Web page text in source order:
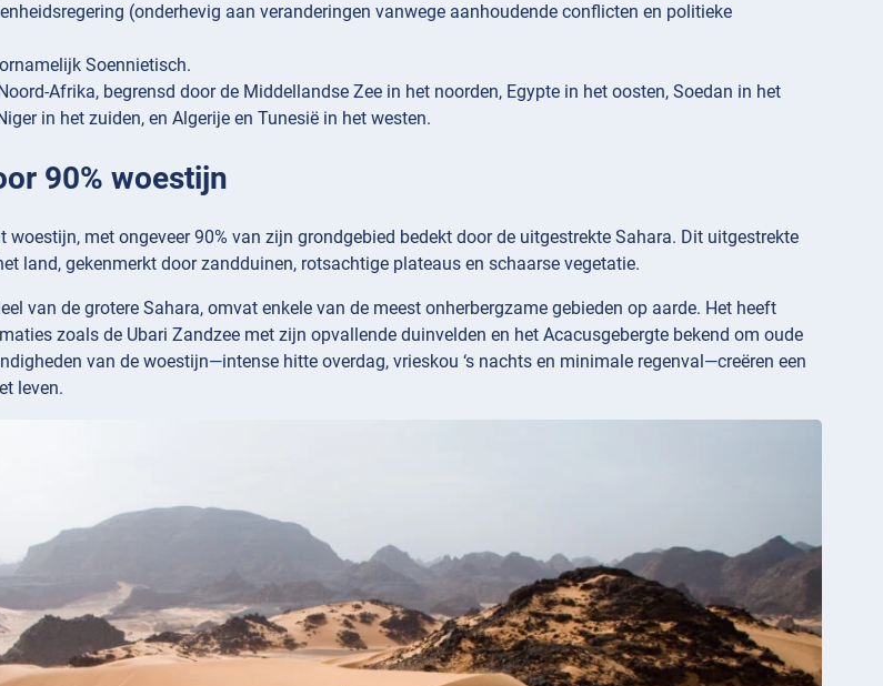
(onderhevig aan veranderingen vanwege aanhoudende conflicten en politieke
Soennietisch.
Afrika, begrensd door de Middellandse Zee in het noorden, Egypte in het oosten, Soedan in het
in het zuiden, en Algerije en Tunesië in het westen.
90% woestijn
met ongeveer 90% van zijn grondgebied bedekt door de uitgestrekte Sahara. Dit uitgestrekte
land, gekenmerkt door zandduinen, rotsachtige plateaus en schaarse vegetatie.
van de grotere Sahara, omvat enkele van de meest onherbergzame gebieden op aarde. Het heeft
zoals de Ubari Zandzee met zijn opvallende duinvelden en het Acacusgebergte bekend om oude
van de woestijn—intense hitte overdag, vrieskou ‘s nachts en minimale regenval—creëren een
leven.